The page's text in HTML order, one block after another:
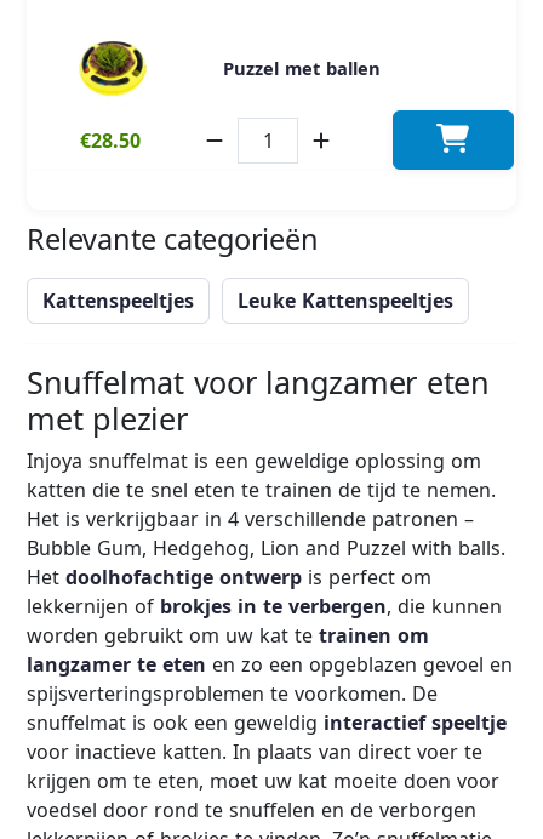
Puzzel met ballen
€28.50
Relevante categorieën
Kattenspeeltjes Leuke Kattenspeeltjes
Snuffelmat voor langzamer eten
met plezier
Injoya snuffelmat is een geweldige oplossing om
katten die te snel eten te trainen de tijd te nemen.
Het is verkrijgbaar in 4 verschillende patronen –
Bubble Gum, Hedgehog, Lion and Puzzel with balls.
Hetdoolhofachtige ontwerp is perfect om
lekkernijen of brokjes in te verbergen, die kunnen
worden gebruikt om uw kat tetrainen om
langzamer te eten en zo een opgeblazen gevoel en
spijsverteringsproblemen te voorkomen. De
snuffelmat is ook een geweldig interactief speeltje
voor inactieve katten. In plaats van direct voer te
krijgen om te eten, moet uw kat moeite doen voor
voedsel door rond te snuffelen en de verborgen